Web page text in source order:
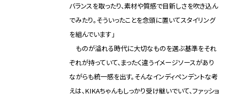
バランスを取ったり、素材や質感で目新しさを吹き込ん
でみたり。そういったことを念頭に置いてスタイリング
を組んでいます」
ものが溢れる時代に大切なものを選ぶ基準をそれ
ぞれが持っていて、まったく違うイメージソースがあり
ながらも統一感を出す。そんなインディペンデントな考
えは、KIKAちゃんもしっかり受け継いでいて、ファッショ